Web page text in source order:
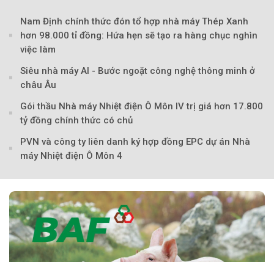
Nam Định chính thức đón tổ hợp nhà máy Thép Xanh
hơn 98.000 tỉ đồng: Hứa hẹn sẽ tạo ra hàng chục nghìn
việc làm
Siêu nhà máy AI - Bước ngoặt công nghệ thông minh ở
châu Âu
Gói thầu Nhà máy Nhiệt điện Ô Môn IV trị giá hơn 17.800
tỷ đồng chính thức có chủ
PVN và công ty liên danh ký hợp đồng EPC dự án Nhà
máy Nhiệt điện Ô Môn 4